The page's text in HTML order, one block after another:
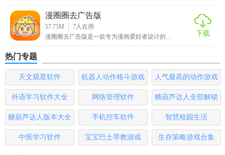
1. 去广告设计：完全去除广告，避免阅读过程中被打扰，提
升用户体验。
2. 高清画质：提供高清漫画图片，确保阅读时的视觉享受。
3. 快速加载：优化加载速度，减少等待时间，提升阅读流畅
度。
4. 隐私保护：严格保护用户隐私，不收集不必要的信息，确
保用户数据安全。
【漫世界app去广告推荐】
漫圈圈去广告版
57.75M 7 人在用
漫圈圈去广告版是一款专为漫画爱好者设计的...
下载
热门专题
天文观星软件
机器人动作格斗游戏
大全
人气最高的动作游戏
排行榜
外语学习软件大全 网络管理软件
糖葫芦达人全部解锁
版
糖葫芦达人版本大全 手机控车软件 智慧校园生活
中医学习软件 宝宝巴士早教游戏 生存策略游戏合集